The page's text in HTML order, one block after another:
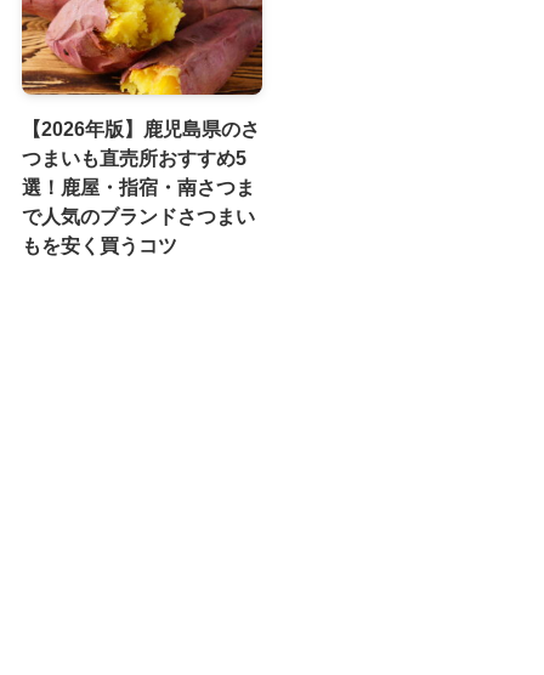
【2026年版】鹿児島県のさ
つまいも直売所おすすめ5
選！鹿屋・指宿・南さつま
で人気のブランドさつまい
もを安く買うコツ